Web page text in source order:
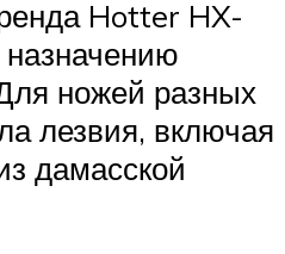
Hotter HX-
ножей разных
лезвия, включая
дамасской